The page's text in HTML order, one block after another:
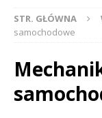
STR. GŁÓWNA
samochodowe